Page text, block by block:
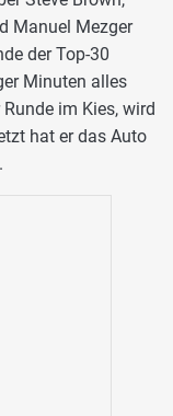
Manuel Mezger
der Top-30
Minuten alles
im Kies, wird
hat er das Auto